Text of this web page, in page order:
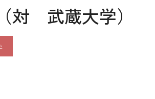
対 武蔵大学）